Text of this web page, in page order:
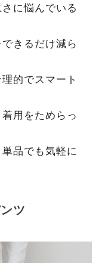
に悩んでいる
きるだけ減ら
的でスマート
用をためらっ
品でも気軽に
ツ